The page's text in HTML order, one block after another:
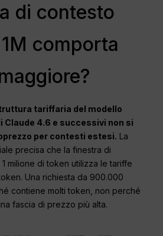
di contesto
comporta
tariffaria del modello
Claude 4.6 e successivi non si
per contesti estesi. La
precisa che la finestra di
milione di token utilizza le tariffe
Una richiesta da 900.000
contiene molti token, non perché
fascia di prezzo più alta.